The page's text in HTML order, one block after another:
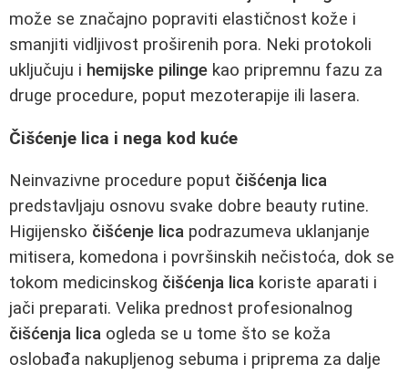
može se značajno popraviti elastičnost kože i
smanjiti vidljivost proširenih pora. Neki protokoli
uključuju i hemijske pilinge kao pripremnu fazu za
druge procedure, poput mezoterapije ili lasera.
Čišćenje lica i nega kod kuće
Neinvazivne procedure poput čišćenja lica
predstavljaju osnovu svake dobre beauty rutine.
Higijensko čišćenje lica podrazumeva uklanjanje
mitisera, komedona i površinskih nečistoća, dok se
tokom medicinskog čišćenja lica koriste aparati i
jači preparati. Velika prednost profesionalnog
čišćenja lica ogleda se u tome što se koža
oslobađa nakupljenog sebuma i priprema za dalje